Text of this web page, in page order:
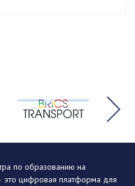
по образованию на
цифровая платформа для